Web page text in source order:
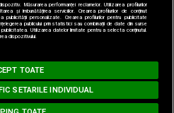
CHAINSMOKERS feat. DAYA - Don't
Măsurarea performanței reclamelor. Utilizarea profilurilor
și îmbunătățirea serviciilor. Crearea profilurilor de conținut
publicității personalizate. Crearea profilurilor pentru publicitate
publicului prin statistici sau combinații de date din surse
Utilizarea datelor limitate pentru a selecta conținutul.
dispozitivului.
TOATE
SETARILE INDIVIDUAL